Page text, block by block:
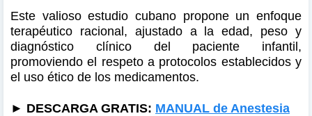
Este valioso estudio cubano propone un enfoque
terapéutico racional, ajustado a la edad, peso y
diagnóstico clínico del paciente infantil,
promoviendo el respeto a protocolos establecidos y
el uso ético de los medicamentos.
► DESCARGA GRATIS: MANUAL de Anestesia